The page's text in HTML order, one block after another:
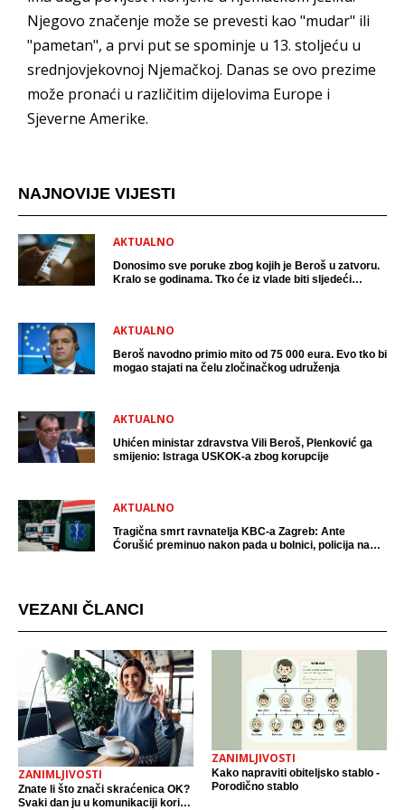
Njegovo značenje može se prevesti kao "mudar" ili
"pametan", a prvi put se spominje u 13. stoljeću u
srednjovjekovnoj Njemačkoj. Danas se ovo prezime
može pronaći u različitim dijelovima Europe i
Sjeverne Amerike.
NAJNOVIJE VIJESTI
AKTUALNO
Donosimo sve poruke zbog kojih je Beroš u zatvoru.
Kralo se godinama. Tko će iz vlade biti sljedeći
AKTUALNO
Beroš navodno primio mito od 75 000 eura. Evo tko bi
mogao stajati na čelu zločinačkog udruženja
AKTUALNO
Uhićen ministar zdravstva Vili Beroš, Plenković ga
smijenio: Istraga USKOK-a zbog korupcije
AKTUALNO
Tragična smrt ravnatelja KBC-a Zagreb: Ante
Ćorušić preminuo nakon pada u bolnici, policija na
VEZANI ČLANCI
ZANIMLJIVOSTI
Znate li što znači skraćenica OK?
Svaki dan ju u komunikaciji koristi
ZANIMLJIVOSTI
Kako napraviti obiteljsko stablo -
Porodično stablo